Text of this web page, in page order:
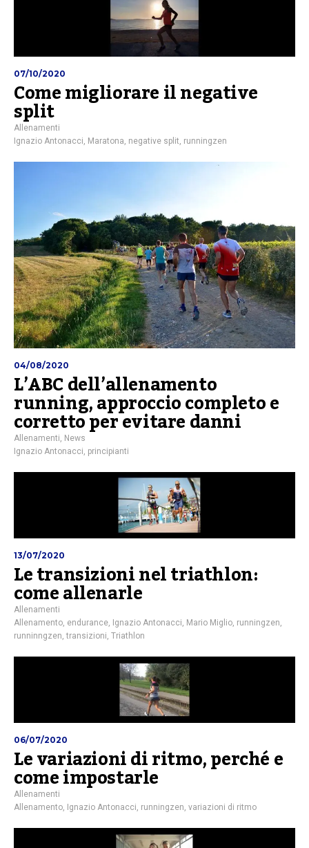
07/10/2020
Come migliorare il negative
split
Allenamenti
Ignazio Antonacci, Maratona, negative split, runningzen
04/08/2020
L’ABC dell’allenamento
running, approccio completo e
corretto per evitare danni
Allenamenti, News
Ignazio Antonacci, principianti
13/07/2020
Le transizioni nel triathlon:
come allenarle
Allenamenti
Allenamento, endurance, Ignazio Antonacci, Mario Miglio, runningzen,
runninngzen,transizioni, Triathlon
06/07/2020
Le variazioni di ritmo, perché e
come impostarle
Allenamenti
Allenamento Ignazio Antonacci runningzen variazioni di ritmo